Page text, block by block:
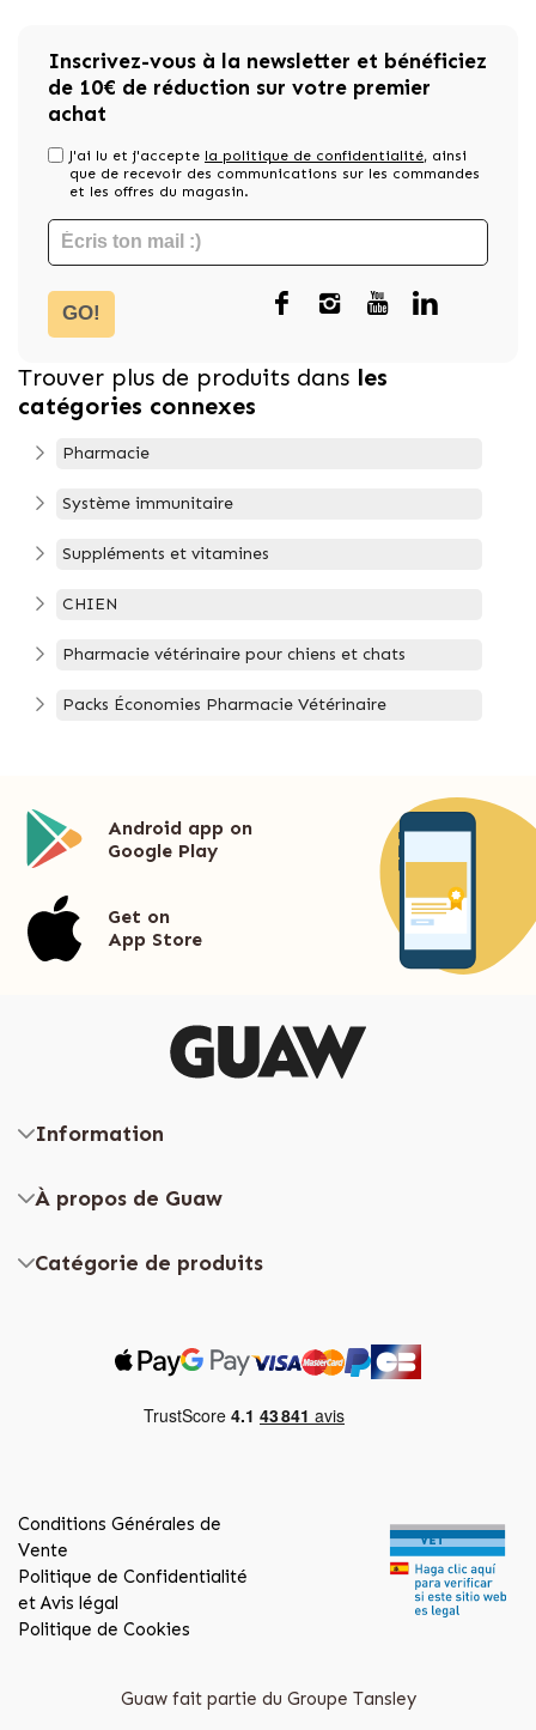
Inscrivez-vous à la newsletter et bénéficiez
de 10€ de réduction sur votre premier
achat
J'ai lu et j'accepte la politique de confidentialité, ainsi
que de recevoir des communications sur les commandes
et les offres du magasin.
GO!
Trouver plus de produits dans les
catégories connexes
Pharmacie
Système immunitaire
Suppléments et vitamines
CHIEN
Pharmacie vétérinaire pour chiens et chats
Packs Économies Pharmacie Vétérinaire
Android app on
Google Play
Get on
App Store
Information
À propos de Guaw
Catégorie de produits
Conditions Générales de
Vente
Politique de Confidentialité
et Avis légal
Politique de Cookies
Guaw fait partie du Groupe Tansley